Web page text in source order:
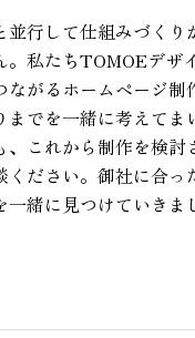
並行して仕組みづくり
。私たちTOMOEデザ
がるホームページ制
までを一緒に考えてま
これから制作を検討
ください。御社に合っ
緒に見つけていきま